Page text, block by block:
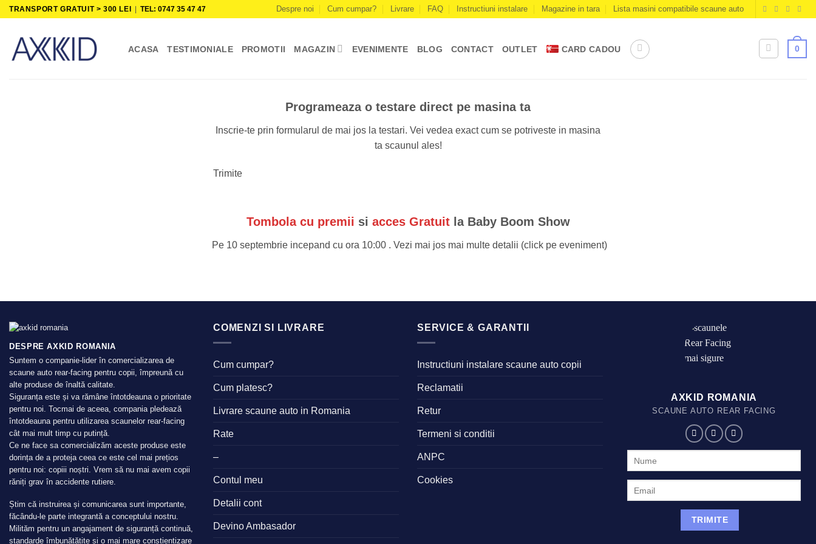
Skip
content
TRANSPORT GRATUIT > 300 LEI |TEL: 0747 35 47 47 Despre noi Cum cumpar? Livrare FAQ Instructiuni instalare Magazine in tara Lista masini compatibile scaune auto
ACASA TESTIMONIALE PROMOTII MAGAZIN EVENIMENTE BLOG CONTACT OUTLET CARD CADOU 0
Programeaza o testare direct pe masina ta
Inscrie-te prin formularul de mai jos la testari. Vei vedea exact cum se potriveste in masina
ta scaunul ales!
Trimite
Tombola cu premii si acces Gratuitla Baby Boom Show
Pe 10 septembrie incepand cu ora 10:00 . Vezi mai jos mai multe detalii (click pe eveniment)
DESPRE AXKID ROMANIA
Suntem o companie-lider în comercializarea de
scaune auto rear-facing pentru copii, împreună cu
alte produse de înaltă calitate.
Siguranța este și va rămâne întotdeauna o prioritate
pentru noi. Tocmai de aceea, compania pledează
întotdeauna pentru utilizarea scaunelor rear-facing
cât mai mult timp cu putință.
Ce ne face sa comercializăm aceste produse este
dorința de a proteja ceea ce este cel mai prețios
pentru noi: copiii noștri. Vrem să nu mai avem copii
răniți grav în accidente rutiere.
Știm că instruirea și comunicarea sunt importante,
făcându-le parte integrantă a conceptului nostru.
Milităm pentru un angajament de siguranță continuă,
standarde îmbunătățite și o mai mare conștientizare
COMENZI SI LIVRARE
Cum cumpar?
Cum platesc?
Livrare scaune auto in Romania
Rate
–
Contul meu
Detalii cont
Devino Ambasador
SERVICE & GARANTII
Instructiuni instalare scaune auto copii
Reclamatii
Retur
Termeni si conditii
ANPC
Cookies
AXKID ROMANIA
SCAUNE AUTO REAR FACING